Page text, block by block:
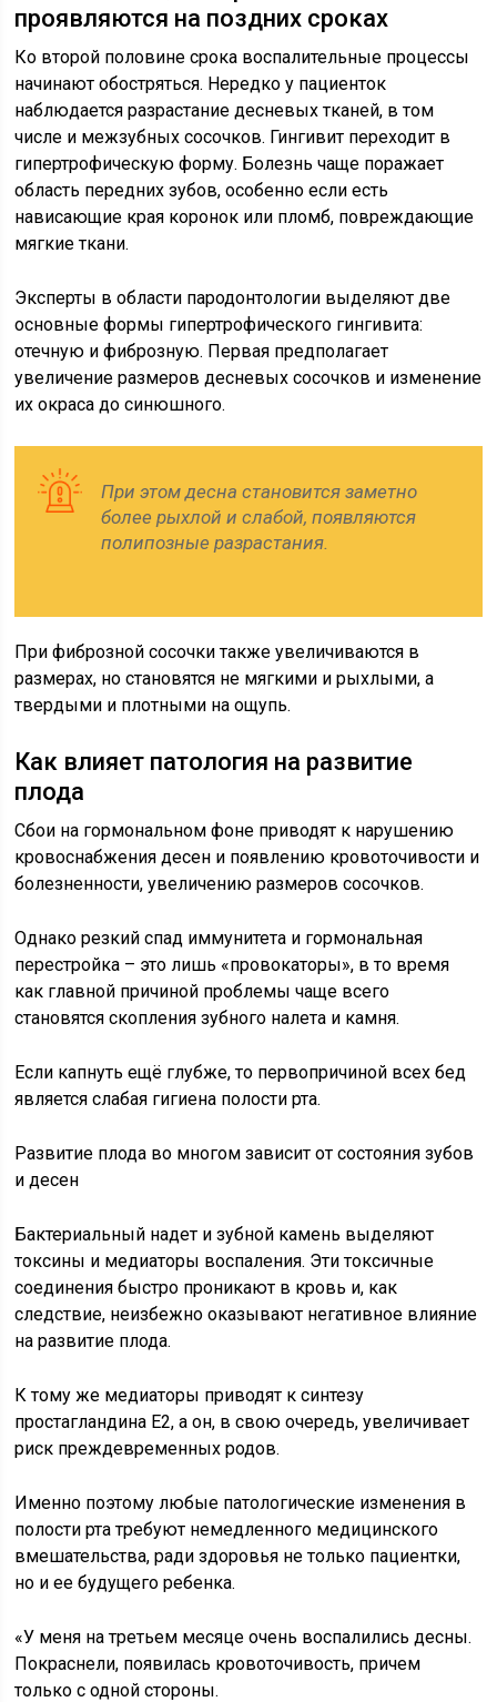
проявляются на поздних сроках
Ко второй половине срока воспалительные процессы
начинают обостряться. Нередко у пациенток
наблюдается разрастание десневых тканей, в том
числе и межзубных сосочков. Гингивит переходит в
гипертрофическую форму. Болезнь чаще поражает
область передних зубов, особенно если есть
нависающие края коронок или пломб, повреждающие
мягкие ткани.
Эксперты в области пародонтологии выделяют две
основные формы гипертрофического гингивита:
отечную и фиброзную. Первая предполагает
увеличение размеров десневых сосочков и изменение
их окраса до синюшного.
При этом десна становится заметно
более рыхлой и слабой, появляются
полипозные разрастания.
При фиброзной сосочки также увеличиваются в
размерах, но становятся не мягкими и рыхлыми, а
твердыми и плотными на ощупь.
Как влияет патология на развитие
плода
Сбои на гормональном фоне приводят к нарушению
кровоснабжения десен и появлению кровоточивости и
болезненности, увеличению размеров сосочков.
Однако резкий спад иммунитета и гормональная
перестройка – это лишь «провокаторы», в то время
как главной причиной проблемы чаще всего
становятся скопления зубного налета и камня.
Если капнуть ещё глубже, то первопричиной всех бед
является слабая гигиена полости рта.
Развитие плода во многом зависит от состояния зубов
и десен
Бактериальный надет и зубной камень выделяют
токсины и медиаторы воспаления. Эти токсичные
соединения быстро проникают в кровь и, как
следствие, неизбежно оказывают негативное влияние
на развитие плода.
К тому же медиаторы приводят к синтезу
простагландина Е2, а он, в свою очередь, увеличивает
риск преждевременных родов.
Именно поэтому любые патологические изменения в
полости рта требуют немедленного медицинского
вмешательства, ради здоровья не только пациентки,
но и ее будущего ребенка.
«У меня на третьем месяце очень воспалились десны.
Покраснели, появилась кровоточивость, причем
только с одной стороны.